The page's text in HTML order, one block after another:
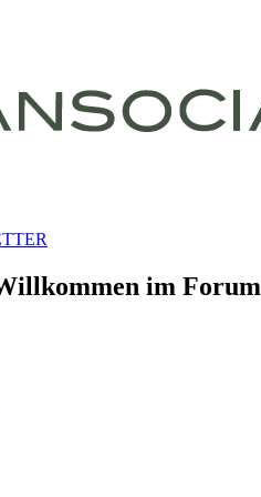
im Forum